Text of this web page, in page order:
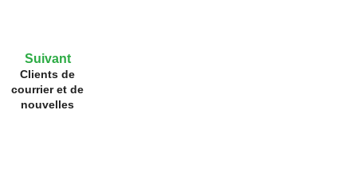
Suivant
Clients de
courrier et de
nouvelles